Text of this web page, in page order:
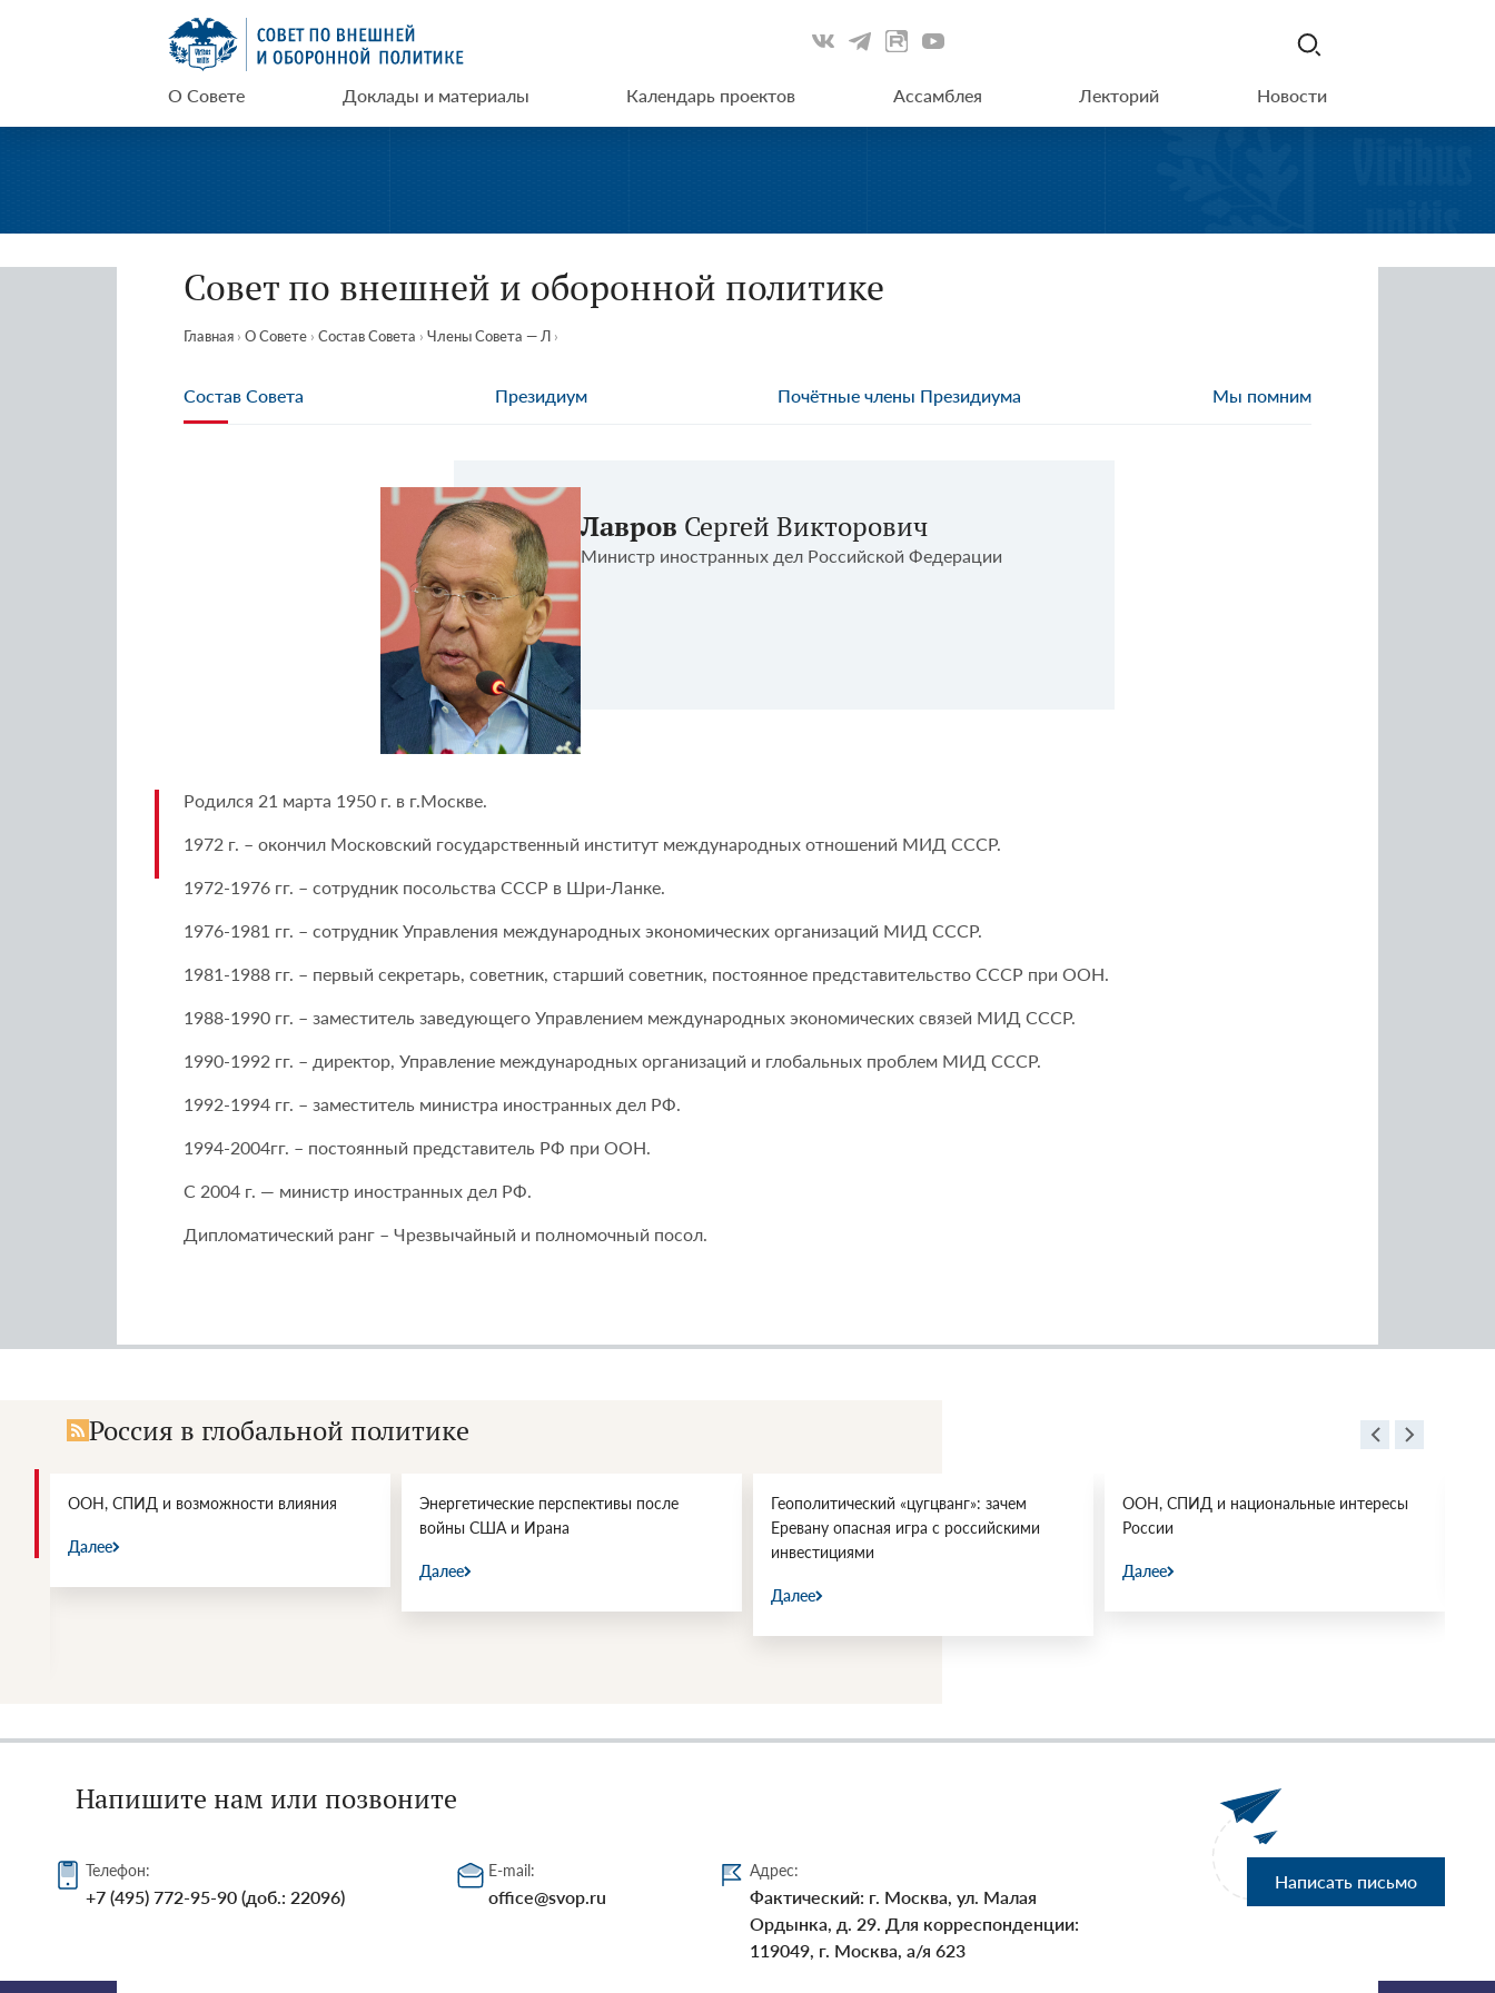
СВОП
О Совете Доклады и материалы Календарь проектов Ассамблея Лекторий Новости
Совет по внешней и оборонной политике
Главная › О Совете › Состав Совета › Члены Совета — Л ›
Состав Совета Президиум Почётные члены Президиума Мы помним
Лавров Сергей Викторович
Министр иностранных дел Российской Федерации
Родился 21 марта 1950 г. в г.Москве.
1972 г. – окончил Московский государственный институт международных отношений МИД СССР.
1972-1976 гг. – сотрудник посольства СССР в Шри-Ланке.
1976-1981 гг. – сотрудник Управления международных экономических организаций МИД СССР.
1981-1988 гг. – первый секретарь, советник, старший советник, постоянное представительство СССР при ООН.
1988-1990 гг. – заместитель заведующего Управлением международных экономических связей МИД СССР.
1990-1992 гг. – директор, Управление международных организаций и глобальных проблем МИД СССР.
1992-1994 гг. – заместитель министра иностранных дел РФ.
1994-2004гг. – постоянный представитель РФ при ООН.
С 2004 г. — министр иностранных дел РФ.
Дипломатический ранг – Чрезвычайный и полномочный посол.
Россия в глобальной политике
ООН, СПИД и возможности влияния
Далее
Энергетические перспективы после
войны США и Ирана
Далее
Геополитический «цугцванг»: зачем
Еревану опасная игра с российскими
инвестициями
Далее
ООН, СПИД и национальные интересы
России
Далее
Напишите нам или позвоните
Телефон:
+7 (495) 772-95-90 (доб.: 22096)
E-mail:
office@svop.ru
Адрес:
Фактический: г. Москва, ул. Малая
Ордынка, д. 29. Для корреспонденции:
119049, г. Москва, а/я 623
Написать письмо